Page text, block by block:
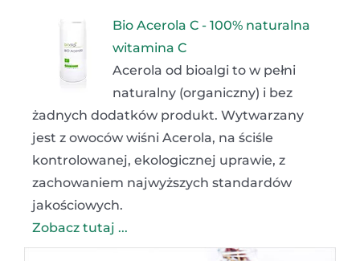
Bio Acerola C - 100% naturalna
witamina C
Acerola od bioalgi to w pełni
naturalny (organiczny) i bez
żadnych dodatków produkt. Wytwarzany
jest z owoców wiśni Acerola, na ściśle
kontrolowanej, ekologicznej uprawie, z
zachowaniem najwyższych standardów
jakościowych.
Zobacz tutaj ...